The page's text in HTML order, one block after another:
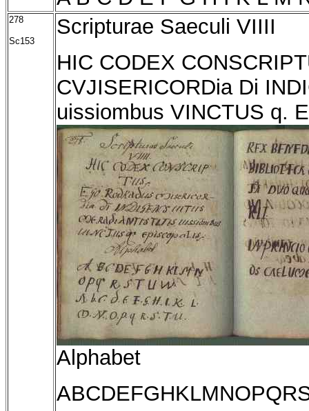
278
Sc153
Scripturae Saeculi VIIII
HIC CODEX
CVJISERICORDia Di
uissiombus VINCTUS q.
Alphabet